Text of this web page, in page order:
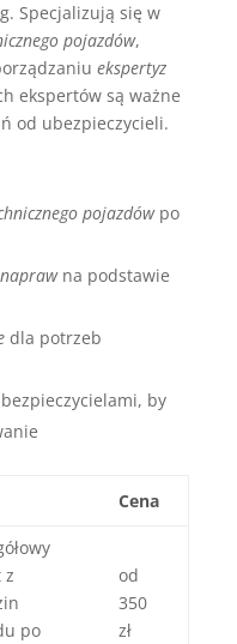
Specjalizują się w
pojazdów,
ekspertyz
ekspertów są ważne
od ubezpieczycieli.
pojazdówpo
na podstawie
dla potrzeb
by
Cena
z
po
od
350
zł